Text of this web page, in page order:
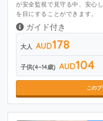
が安全監視で見守る中、安心
を目にすることができます。
ガイド付き
大人 AUD178
子供(4~14歳) AUD104
このプ